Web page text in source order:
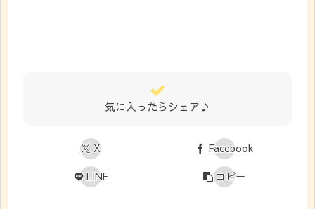
気に入ったらシェア♪
X
Facebook
LINE
コピー